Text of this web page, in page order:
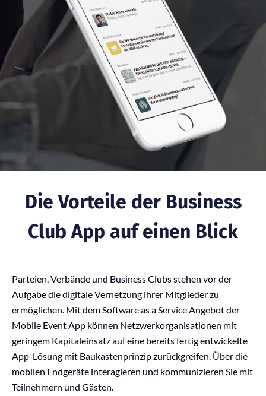
Die Vorteile der Business
Club App auf einen Blick
Parteien, Verbände und Business Clubs stehen vor der
Aufgabe die digitale Vernetzung ihrer Mitglieder zu
ermöglichen. Mit dem Software as a Service Angebot der
Mobile Event App können Netzwerkorganisationen mit
geringem Kapitaleinsatz auf eine bereits fertig entwickelte
App-Lösung mit Baukastenprinzip zurückgreifen. Über die
mobilen Endgeräte interagieren und kommunizieren Sie mit
Teilnehmern und Gästen.